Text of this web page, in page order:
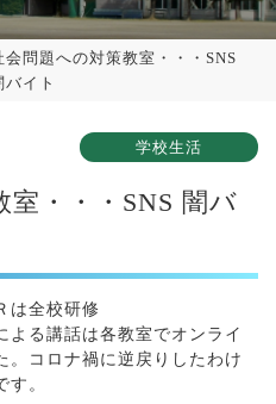
会問題への対策教室・・・SNS
バイト
・・・SNS 闇バ
は全校研修
よる講話は各教室でオンライ
。コロナ禍に逆戻りしたわけ
。